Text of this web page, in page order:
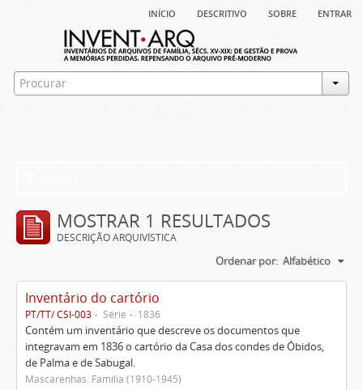
início descritivo sobre entrar
MOSTRAR 1 RESULTADOS
DESCRIÇÃO ARQUIVÍSTICA
Ordenar por: Alfabético
Inventário do cartório
PT/TT/ CSI-003 Série 1836
Contém um inventário que descreve os documentos que
integravam em 1836 o cartório da Casa dos condes de Óbidos,
de Palma e de Sabugal.
Mascarenhas. Família (1910-1945)